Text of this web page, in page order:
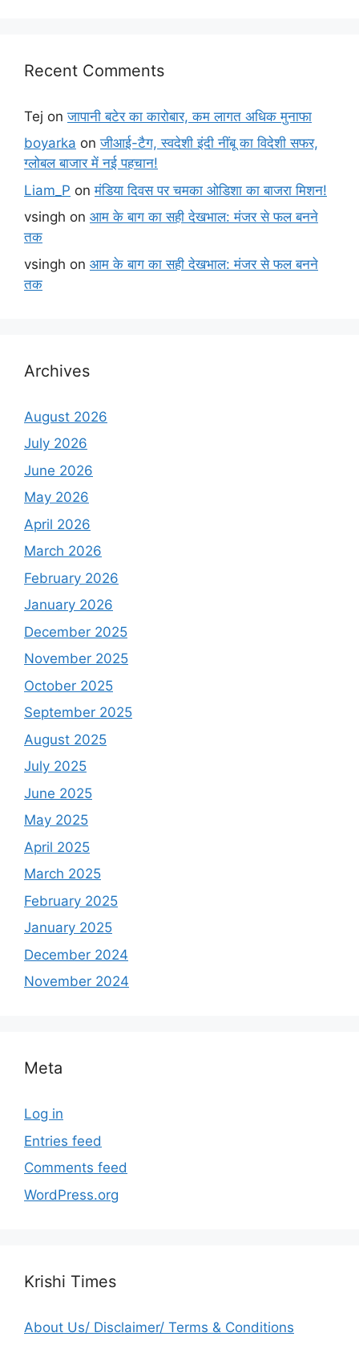
Recent Comments
Tej onजापानी बटेर का कारोबार, कम लागत अधिक मुनाफा
boyarka onजीआई-टैग, स्वदेशी इंदी नींबू का विदेशी सफर,
ग्लोबल बाजार में नई पहचान!
Liam_P onमंडिया दिवस पर चमका ओडिशा का बाजरा मिशन!
vsingh on आम के बाग का सही देखभाल: मंजर से फल बनने
तक
vsingh on आम के बाग का सही देखभाल: मंजर से फल बनने
तक
Archives
August 2026
July 2026
June 2026
May 2026
April 2026
March 2026
February 2026
January 2026
December 2025
November 2025
October 2025
September 2025
August 2025
July 2025
June 2025
May 2025
April 2025
March 2025
February 2025
January 2025
December 2024
November 2024
Meta
Log in
Entries feed
Comments feed
WordPress.org
Krishi Times
About Us/ Disclaimer/ Terms & Conditions